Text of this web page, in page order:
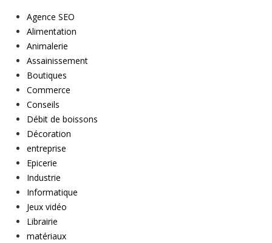
Agence SEO
Alimentation
Animalerie
Assainissement
Boutiques
Commerce
Conseils
Débit de boissons
Décoration
entreprise
Epicerie
Industrie
Informatique
Jeux vidéo
Librairie
matériaux